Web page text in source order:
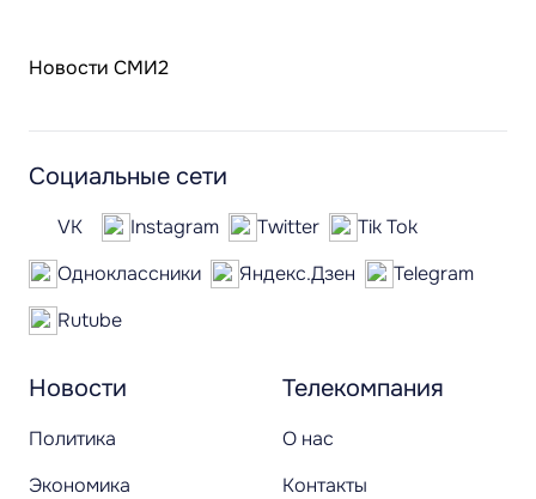
Новости СМИ2
Новости
Политика
Экономика
Телекомпания
О нас
Контакты
Социальные сети
VK Instagram Twitter
Tik Tok
Одноклассники
Яндекс.Дзен
Telegram
Rutube